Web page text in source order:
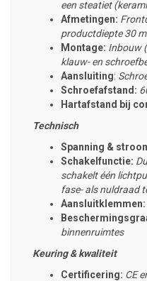
een steatiet
Afmetingen:
productdiepte 30
Montage: Inbouw
klauw- en
Aansluiting:
Schroefafstand:
Hartafstand bij
Technisch
Spanning &
Schakelfunctie:
schakelt één
fase- als nuldraad
Aansluitklemmen:
binnenruimtes
Keuring & kwaliteit
Certificering: CE